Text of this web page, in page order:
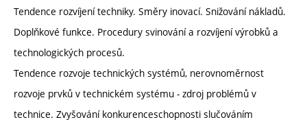
Tendence rozvíjení techniky. Směry inovací. Snižování nákladů.
Doplňkové funkce. Procedury svinování a rozvíjení výrobků a
technologických procesů.
Tendence rozvoje technických systémů, nerovnoměrnost
rozvoje prvků v technickém systému - zdroj problémů v
technice. Zvyšování konkurenceschopnosti slučováním